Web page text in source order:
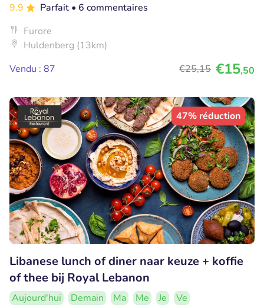
9.9
Parfait • 6 commentaires
Furore
Huldenberg (13km)
Vendu : 87
€25,15 €15,50
47% réduction
Libanese lunch of diner naar keuze + koffie
of thee bij Royal Lebanon
Aujourd'hui Demain Ma Me Je
Ve